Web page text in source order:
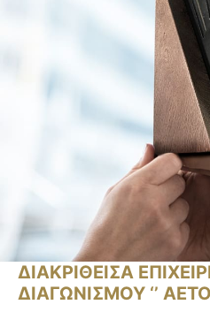
ΔΙΑΚΡΙΘΕΙΣΑ
ΔΙΑΓΩΝΙΣΜΟΥ ‘’ ΑΕΤΟΙ